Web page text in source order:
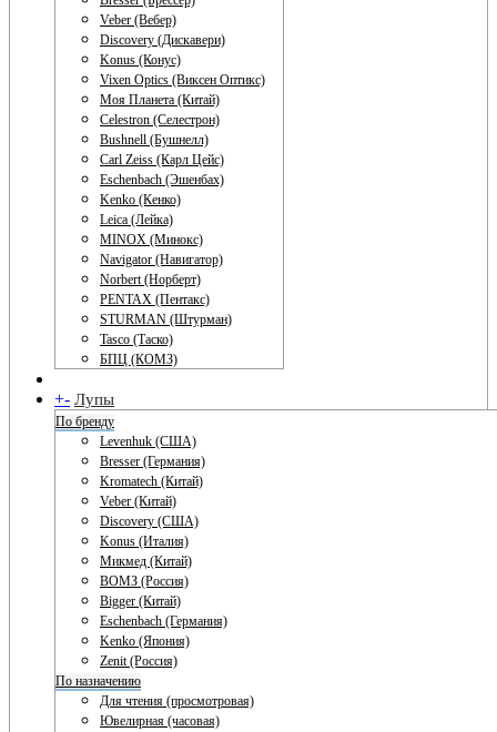
Veber (Вебер)
Discovery (Дискавери)
Konus (Конус)
Vixen Optics (Виксен Оптикс)
Моя Планета (Китай)
Celestron (Селестрон)
Bushnell (Бушнелл)
Carl Zeiss (Карл Цейс)
Eschenbach (Эшенбах)
Kenko (Кенко)
Leica (Лейка)
MINOX (Минокс)
Navigator (Навигатор)
Norbert (Норберт)
PENTAX (Пентакс)
STURMAN (Штурман)
Tasco (Таско)
БПЦ (КОМЗ)
+- Лупы
По бренду
Levenhuk (США)
Bresser (Германия)
Kromatech (Китай)
Veber (Китай)
Discovery (США)
Konus (Италия)
Микмед (Китай)
ВОМЗ (Россия)
Bigger (Китай)
Eschenbach (Германия)
Kenko (Япония)
Zenit (Россия)
По назначению
Для чтения (просмотровая)
Ювелирная (часовая)